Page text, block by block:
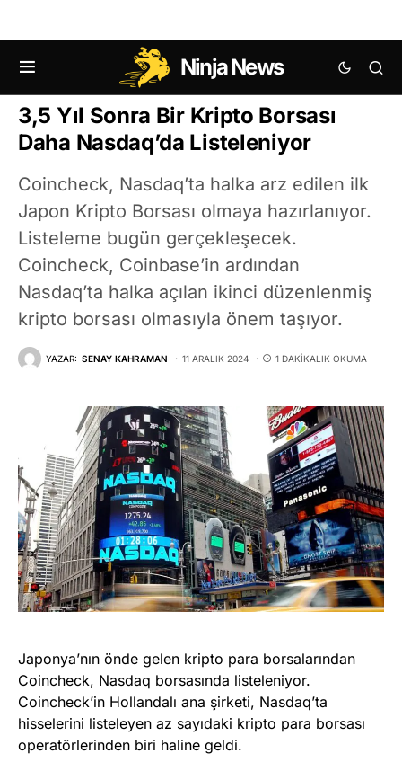
Ninja News
KRIPTO HABERLERI
3,5 Yıl Sonra Bir Kripto Borsası
Daha Nasdaq’da Listeleniyor
Coincheck, Nasdaq’ta halka arz edilen ilk
Japon Kripto Borsası olmaya hazırlanıyor.
Listeleme bugün gerçekleşecek.
Coincheck, Coinbase’in ardından
Nasdaq’ta halka açılan ikinci düzenlenmiş
kripto borsası olmasıyla önem taşıyor.
YAZAR: SENAY KAHRAMAN 11 ARALIK 2024 1 DAKIKALIK OKUMA
Japonya’nın önde gelen kripto para borsalarından
Coincheck, Nasdaq borsasında listeleniyor.
Coincheck’in Hollandalı ana şirketi, Nasdaq’ta
hisselerini listeleyen az sayıdaki kripto para borsası
operatörlerinden biri haline geldi.